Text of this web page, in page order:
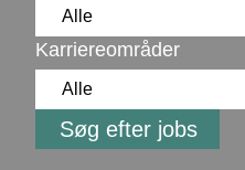
Karriereområder